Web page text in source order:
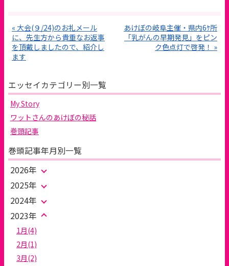
« 大会(９/24)のお礼メール
に、先生方から貴重なお返事
を頂戴しましたので、紹介し
ます
あけぼの岐阜主催・県内6ｹ所
「乳がんの早期発見」をピン
ク色点灯で啓発！ »
エッセイカテゴリー別一覧
My Story
ワットさんのあけぼの秘話
巻頭記事
巻頭記事年月別一覧
2026年
2025年
2024年
2023年
1月(4)
2月(1)
3月(2)